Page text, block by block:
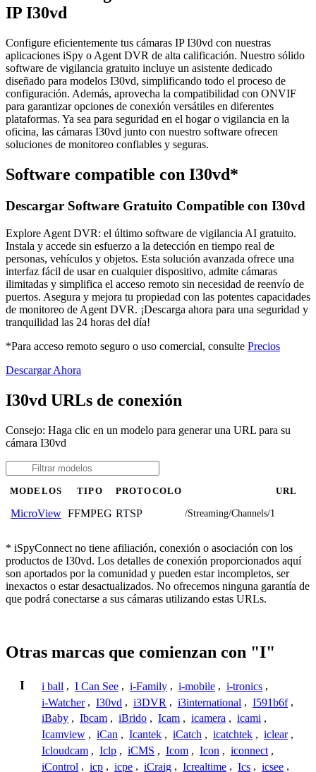
IP I30vd
Configure eficientemente tus cámaras IP I30vd con nuestras
aplicaciones iSpy o Agent DVR de alta calificación. Nuestro sólido
software de vigilancia gratuito incluye un asistente dedicado
diseñado para modelos I30vd, simplificando todo el proceso de
configuración. Además, aprovecha la compatibilidad con ONVIF
para garantizar opciones de conexión versátiles en diferentes
plataformas. Ya sea para seguridad en el hogar o vigilancia en la
oficina, las cámaras I30vd junto con nuestro software ofrecen
soluciones de monitoreo confiables y seguras.
Software compatible con I30vd*
Descargar Software Gratuito Compatible con I30vd
Explore Agent DVR: el último software de vigilancia AI gratuito.
Instala y accede sin esfuerzo a la detección en tiempo real de
personas, vehículos y objetos. Esta solución avanzada ofrece una
interfaz fácil de usar en cualquier dispositivo, admite cámaras
ilimitadas y simplifica el acceso remoto sin necesidad de reenvío de
puertos. Asegura y mejora tu propiedad con las potentes capacidades
de monitoreo de Agent DVR. ¡Descarga ahora para una seguridad y
tranquilidad las 24 horas del día!
*Para acceso remoto seguro o uso comercial, consulte Precios
Descargar Ahora
I30vd URLs de conexión
Consejo: Haga clic en un modelo para generar una URL para su
cámara I30vd
MODELOS TIPO PROTOCOLO URL
MicroView FFMPEG RTSP /Streaming/Channels/1
* iSpyConnect no tiene afiliación, conexión o asociación con los
productos de I30vd. Los detalles de conexión proporcionados aquí
son aportados por la comunidad y pueden estar incompletos, ser
inexactos o estar desactualizados. No ofrecemos ninguna garantía de
que podrá conectarse a sus cámaras utilizando estas URLs.
Otras marcas que comienzan con "I"
I i ball , I Can See , i-Family , i-mobile , i-tronics ,
i-Watcher , I30vd , i3DVR , i3international , I591b6f ,
iBaby , Ibcam , iBrido , Icam , icamera , icami ,
Icamview , iCan , Icantek , iCatch , icatchtek , iclear ,
Icloudcam , Iclp , iCMS , Icom , Icon , iconnect ,
iControl , icp , icpe , iCraig , Icrealtime , Ics , icsee ,